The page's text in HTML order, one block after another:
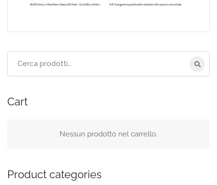
Cart
Nessun prodotto nel carrello.
Product categories